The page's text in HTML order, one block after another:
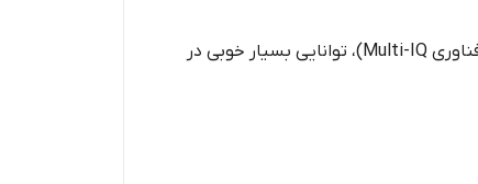
فلزیاب اکسترا الیت نسبت به بسیاری از دستگاه‌های هم‌رده خود امکانات بیشتری ارائه می‌دهد و به دلیل استفاده از (فناوری Multi-IQ)، توانایی بسیار خوبی در